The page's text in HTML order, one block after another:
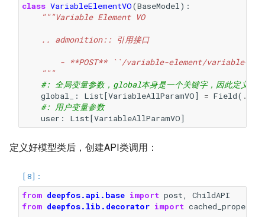
class VariableElementVO(BaseModel):
"""Variable Element VO
    .. admonition:: 引用接口
- **POST** ``/variable-element/variable-
    """
#: 全局变量参数，global本身是一个关键字，因此定义
global_
: List[VariableAllParamVO] = Field( ...
#: 用户变量参数
user : List[VariableAllParamVO]
定义好模型类后，创建API类调用：
from deepfos.api.base import post,
ChildAPI
from deepfos.lib.decorator import cached_property